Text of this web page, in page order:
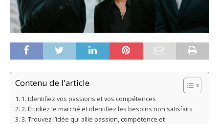
Contenu de l'article
1. Identifiez vos passions et vos compétences
2. Étudiez le marché et identifiez les besoins non satisfaits
3. Trouvez l’idée qui allie passion, compétence et